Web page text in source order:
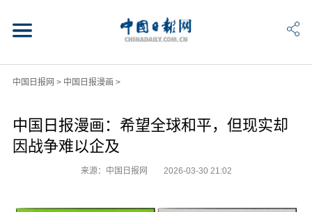
中国日报网 > 中国日报漫画 >
中国日报漫画：希望全球和平，但现实却
因战争难以企及
来源：中国日报网 2026-03-30 21:02